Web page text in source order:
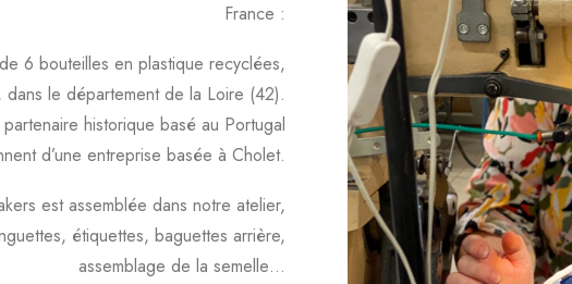
France :
6 bouteilles en plastique recyclées,
dans le département de la Loire (42).
historique basé au Portugal
d’une entreprise basée à Cholet.
est assemblée dans notre atelier,
étiquettes, baguettes arrière,
assemblage de la semelle…